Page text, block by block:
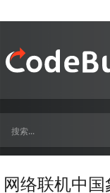
网络联机中国